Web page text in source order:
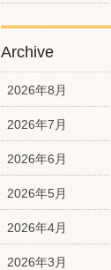
Archive
2026年8月
2026年7月
2026年6月
2026年5月
2026年4月
2026年3月